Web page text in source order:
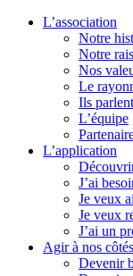
L’association
Notre
Notre
Nos
Le
Ils
L’équipe
L’application
J’ai
Je veux
Je veux
J’ai un
Agir à nos côtés
Devenir